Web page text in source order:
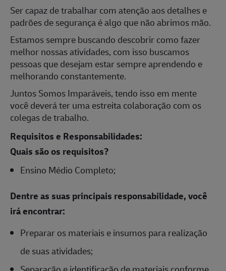
Ser capaz de trabalhar com atenção aos detalhes e
padrões de segurança é algo que não abrimos mão.
Estamos sempre buscando descobrir como fazer
melhor nossas atividades, com isso buscamos
pessoas que desejam estar sempre aprendendo e
melhorando constantemente.
Juntos Somos Imparáveis, tendo isso em mente
você deverá ter uma estreita colaboração com os
colegas de trabalho.
Requisitos e Responsabilidades:
Quais são os requisitos?
Ensino Médio Completo;
Dentre as suas principais responsabilidade, você
irá encontrar:
Preparar os materiais e insumos para realização
de suas atividades;